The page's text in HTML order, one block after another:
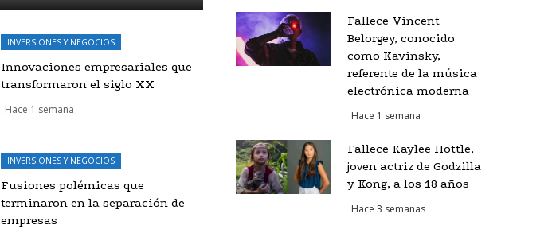
INVERSIONES Y NEGOCIOS
Innovaciones empresariales que
transformaron el siglo XX
Hace 1 semana
INVERSIONES Y NEGOCIOS
Fusiones polémicas que
terminaron en la separación de
empresas
Fallece Vincent
Belorgey, conocido
como Kavinsky,
referente de la música
electrónica moderna
Hace 1 semana
Fallece Kaylee Hottle,
joven actriz de Godzilla
y Kong, a los 18 años
Hace 3 semanas